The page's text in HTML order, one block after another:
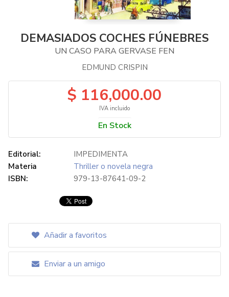
DEMASIADOS COCHES FÚNEBRES
UN CASO PARA GERVASE FEN
EDMUND CRISPIN
$ 116,000.00
IVA incluido
En Stock
Editorial:
IMPEDIMENTA
Materia
Thriller o novela negra
ISBN:
979-13-87641-09-2
Añadir a favoritos
Enviar a un amigo